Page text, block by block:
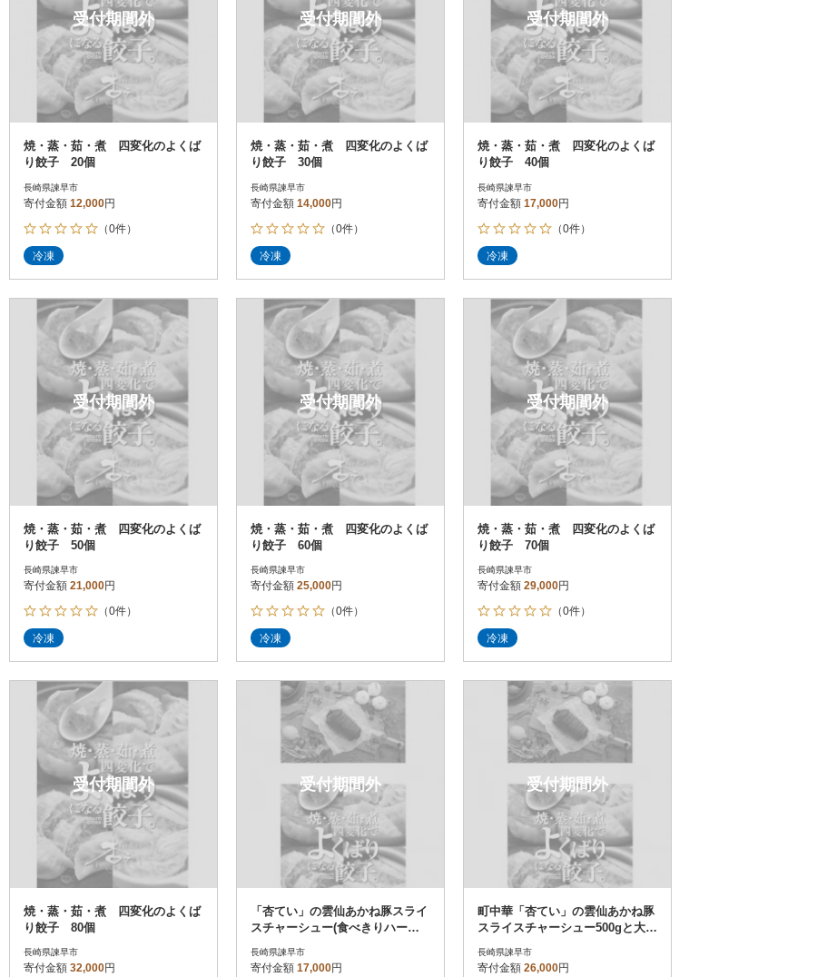
受付期間外
焼・蒸・茹・煮 四変化のよくば
り餃子 20個
長崎県諫早市
寄付金額 12,000円
（0件）
冷凍
受付期間外
焼・蒸・茹・煮 四変化のよくば
り餃子 30個
長崎県諫早市
寄付金額 14,000円
（0件）
冷凍
受付期間外
焼・蒸・茹・煮 四変化のよくば
り餃子 40個
長崎県諫早市
寄付金額 17,000円
（0件）
冷凍
受付期間外
焼・蒸・茹・煮 四変化のよくば
り餃子 50個
長崎県諫早市
寄付金額 21,000円
（0件）
冷凍
受付期間外
焼・蒸・茹・煮 四変化のよくば
り餃子 60個
長崎県諫早市
寄付金額 25,000円
（0件）
冷凍
受付期間外
焼・蒸・茹・煮 四変化のよくば
り餃子 70個
長崎県諫早市
寄付金額 29,000円
（0件）
冷凍
受付期間外
焼・蒸・茹・煮 四変化のよくば
り餃子 80個
長崎県諫早市
寄付金額 32,000円
受付期間外
「杏てい」の雲仙あかね豚スライ
スチャーシュー(食べきりハーフ
個セット
長崎県諫早市
寄付金額 17,000円
受付期間外
町中華「杏てい」の雲仙あかね豚
スライスチャーシュー500gと大き
長崎県諫早市
寄付金額 26,000円